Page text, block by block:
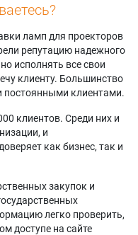
ламп для проекторов
репутацию надежного
исполнять все свои
клиенту. Большинство
постоянными клиентами.
клиентов. Среди них и
и
как бизнес, так и
закупок и
легко проверить,
доступе на сайте